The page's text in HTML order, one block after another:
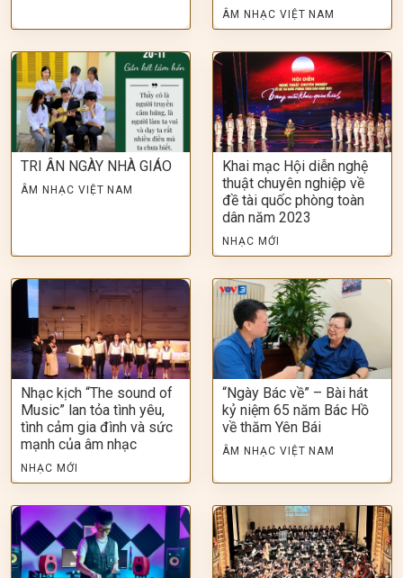
ÂM NHẠC VIỆT NAM
TRI ÂN NGÀY NHÀ GIÁO
ÂM NHẠC VIỆT NAM
Khai mạc Hội diễn nghệ
thuật chuyên nghiệp về
đề tài quốc phòng toàn
dân năm 2023
NHẠC MỚI
Nhạc kịch “The sound of
Music” lan tỏa tình yêu,
tình cảm gia đình và sức
mạnh của âm nhạc
NHẠC MỚI
“Ngày Bác về” – Bài hát
kỷ niệm 65 năm Bác Hồ
về thăm Yên Bái
ÂM NHẠC VIỆT NAM